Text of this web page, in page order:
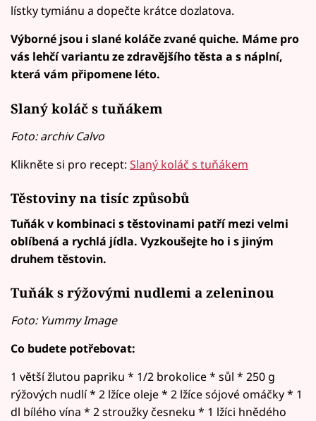
lístky tymiánu a dopečte krátce dozlatova.
Výborné jsou i slané koláče zvané quiche. Máme pro
vás lehčí variantu ze zdravějšího těsta a s náplní,
která vám připomene léto.
Slaný koláč s tuňákem
Foto: archiv Calvo
Klikněte si pro recept: Slaný koláč s tuňákem
Těstoviny na tisíc způsobů
Tuňák v kombinaci s těstovinami patří mezi velmi
oblíbená a rychlá jídla. Vyzkoušejte ho i s jiným
druhem těstovin.
Tuňák s rýžovými nudlemi a zeleninou
Foto: Yummy Image
Co budete potřebovat:
1 větší žlutou papriku * 1/2 brokolice * sůl * 250 g
rýžových nudlí * 2 lžíce oleje * 2 lžíce sójové omáčky * 1
dl bílého vína * 2 stroužky česneku * 1 lžíci hnědého